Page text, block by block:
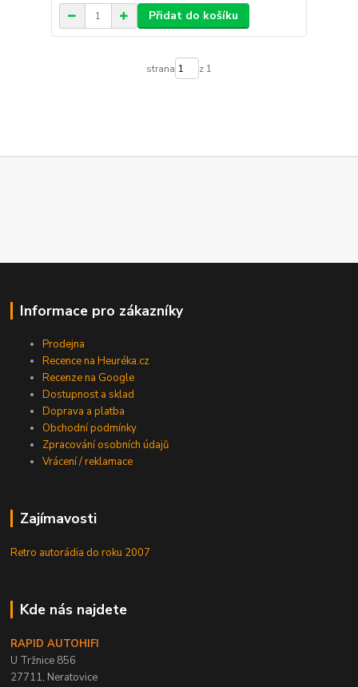
Přidat do košíku
strana z 1
Informace pro zákazníky
Prodejna
Recence na Heuréka.cz
Recenze na Google
Dostupnost a sklad
Doprava a platba
Obchodní podmínky
Zpracování osobních údajů
Vrácení / reklamace
Zajímavosti
Retro autorádia do roku 2007
Kde nás najdete
RAPID AUTOHIFI
U Tržnice 856
27711, Neratovice